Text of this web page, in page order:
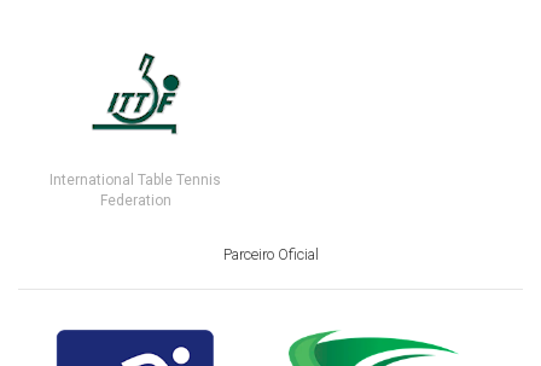
International Table Tennis
Federation
Parceiro Oficial